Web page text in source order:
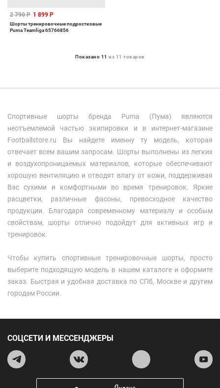
2 790 Р 1 899 Р
Шорты тренировочные подростковые
Puma Teamliga 65766856
Показано 11 из 11 товаров
Спортивные шорты бренда Puma (Пума) являются
неотъемлемой частью экипировки и в интернет-магазине
Footballstore.ru Вы найдете именну ту модель, которая
отвечает всем вашим запросам. Шорты выполнены из легких
и воздухопроницаемых материалов, которые обеспечивают
хорошую вентиляцию и отводят влагу от кожи, поддерживая
Вас сухими и комфортными во время тренировок. Яркие
расцветки, различные фасоны, превосходное качество
продукции. Благодаря современному материалу и особым
свойствам, шорты отлично подойдут для активных игр и
тренировок.
Чтобы купить спортивные тренировочные шорты, просто
выберите подходящую модель в нашем каталоге и оформите
заказ. Быстрая и удобная доставка по СПб, Москве и другим
городам России.
СОЦСЕТИ И МЕССЕНДЖЕРЫ